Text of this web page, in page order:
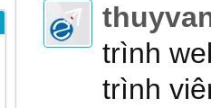
trình
trình